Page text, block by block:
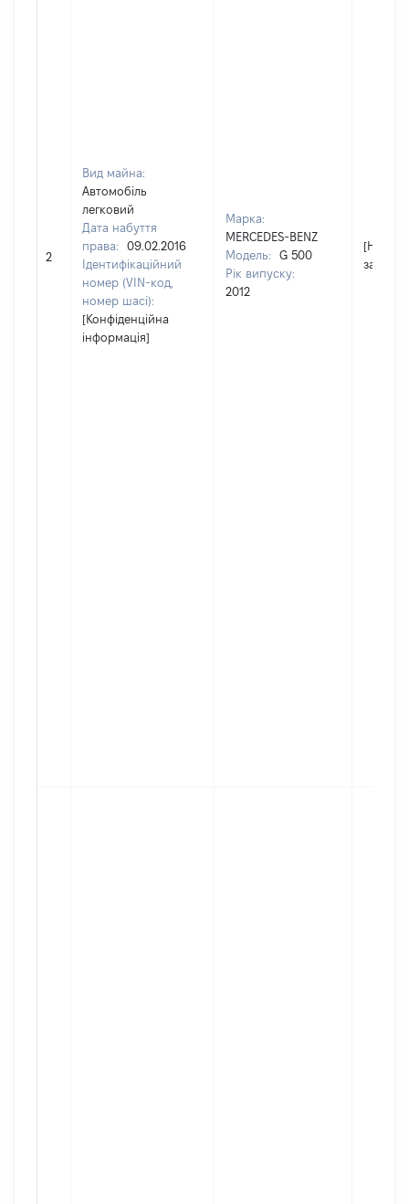
2
Вид майна:
Автомобіль
легковий
Дата набуття
права:
09.02.2016
Ідентифікаційний
номер (VIN-код,
номер шасі):
[Конфіденційна
інформація]
Марка:
MERCEDES-BENZ
Модель:
G 500
Рік випуску:
2012
[Не